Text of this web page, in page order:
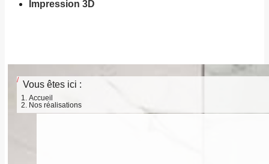
Impression 3D
Vous êtes ici :
Accueil
Nos réalisations